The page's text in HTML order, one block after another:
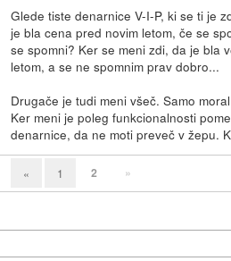
Glede tiste denarnice V-I-P, ki se ti je
je bla cena pred novim letom, če se
se spomni? Ker se meni zdi, da je bla
letom, a se ne spomnim prav dobro...
Drugače je tudi meni všeč. Samo
Ker meni je poleg funkcionalnosti
denarnice, da ne moti preveč v žepu.
« 1 2 »